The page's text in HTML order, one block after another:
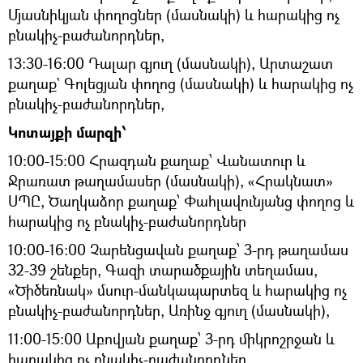
Մյասնիկյան փողոցներ (մասնակի) և հարակից ոչ
բնակիչ-բաժանորդներ,
13:30-16:00 Դալար գյուղ (մասնակի), Արտաշատ
քաղաք` Գոլեցյան փողոց (մասնակի) և հարակից ոչ
բնակիչ-բաժանորդներ,
Կոտայքի մարզի՝
10:00-15:00 Հրազդան քաղաք՝ Վանատուր և
Ջրառատ թաղամասեր (մասնակի), «Հրակնատ»
ՍՊԸ, Ծաղկաձոր քաղաք՝ Փահլավունյանց փողոց և
հարակից ոչ բնակիչ-բաժանորդներ
10։00-16։00 Չարենցավան քաղաք՝ 3-րդ թաղամաս
32-39 շենքեր, Գազի տարածքային տեղամաս,
«Ծիծեռնակ» մսուր-մանկապարտեզ և հարակից ոչ
բնակիչ-բաժանորդներ, Առինջ գյուղ (մասնակի),
11:00-15:00 Աբովյան քաղաք՝ 3-րդ միկրոշրջան և
հարակից ոչ բնակիչ-բաժանորդներ,